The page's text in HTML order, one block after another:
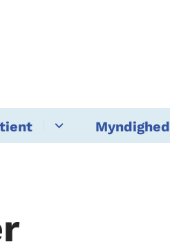
Myndighed